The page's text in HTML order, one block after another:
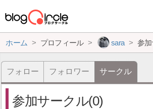
ホーム プロフィール sara 参
フォロー フォロワー サークル
参加サークル(0)